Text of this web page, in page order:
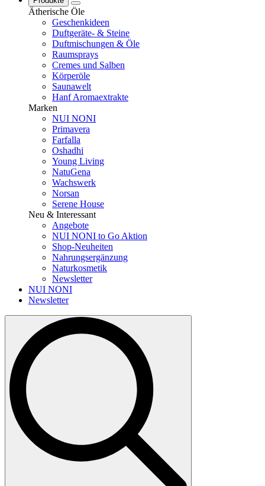
Ätherische Öle
Geschenkideen
Duftgeräte- & Steine
Duftmischungen & Öle
Raumsprays
Cremes und Salben
Körperöle
Saunawelt
Hanf Aromaextrakte
Marken
NUI NONI
Primavera
Farfalla
Oshadhi
Young Living
NatuGena
Wachswerk
Norsan
Serene House
Neu & Interessant
Angebote
NUI NONI to Go Aktion
Shop-Neuheiten
Nahrungsergänzung
Naturkosmetik
Newsletter
NUI NONI
Newsletter